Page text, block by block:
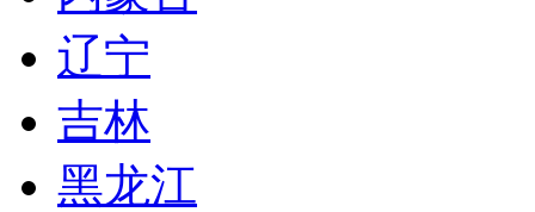
辽宁
吉林
黑龙江